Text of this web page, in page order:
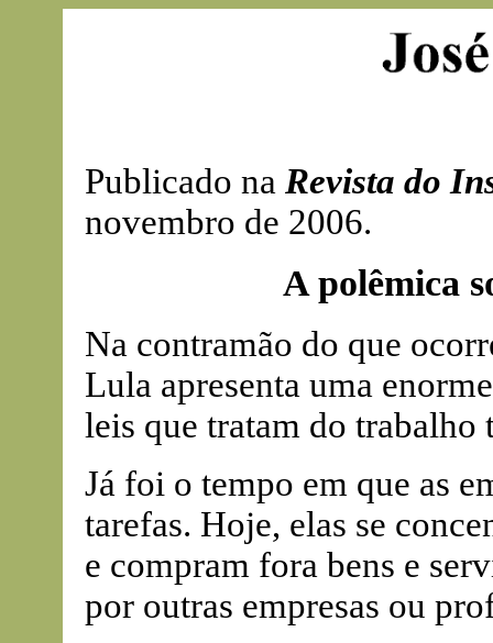
Publicado na Revista do
novembro de 2006.
A polêmica
Na contramão do que
Lula apresenta uma
leis que tratam do trabalho
Já foi o tempo em que as
tarefas. Hoje, elas se
e compram fora bens e
por outras empresas ou